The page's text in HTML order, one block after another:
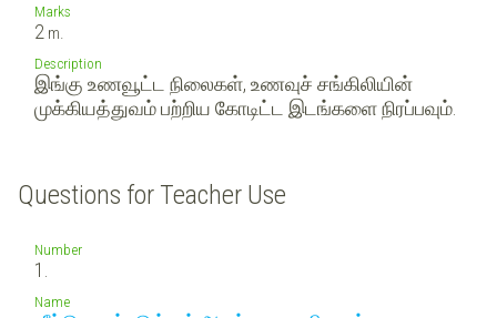
Marks
2 m.
Description
இங்கு உணவூட்ட நிலைகள், உணவுச் சங்கிலியின்
முக்கியத்துவம் பற்றிய கோடிட்ட இடங்களை நிரப்பவும்.
Questions for Teacher Use
Number
1.
Name